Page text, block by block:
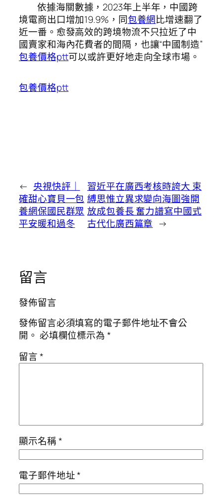
依據海關數據，2023年上半年，中國跨
境電商出口增加19.9%，同包養網比增速翻了
近一番。愈發高效的跨境物流不只拉近了中
國賣家和海內花費者的間隔，也讓“中國制造”
包養價格ptt可以或許更好地走向全球市場。
包養價格ptt
← 央視快評｜
確甜心寶貝一包
養網保國民群眾
平安暖和過冬
習近平在廣西考核時誇大 束
縛思惟立異求變向海圖強開
放成包養長 奮力譜寫中國式
古代化廣西篇章 →
留言
發佈留言
發佈留言必須填寫的電子郵件地址不會公
開。 必填欄位標示為*
留言*
顯示名稱*
電子郵件地址*